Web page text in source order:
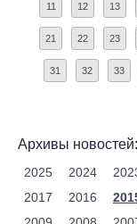
11 12 13
21 22 23
31 32 33
Архивы новостей:
2025 2024
2017
2016